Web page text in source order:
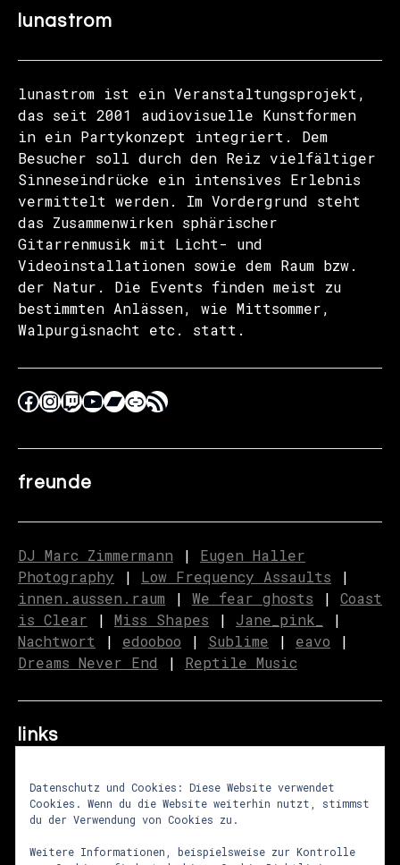
lunastrom
lunastrom ist ein Veranstaltungsprojekt,
das seit 2001 audiovisuelle Kunstformen
in ein Partykonzept integriert. Dem
Besucher soll durch den Reiz vielfältiger
Sinneseindrücke ein intensives Erlebnis
vermittelt werden. Im Vordergrund steht
das Zusammenwirken sphärischer
Gitarrenmusik mit Licht- und
Videoinstallationen sowie dem Raum bzw.
der Natur. Die Events finden meist zu
bestimmten Anlässen, wie Mittsommer,
Walpurgisnacht etc. statt.
freunde
DJ Marc Zimmermann | Eugen Haller
Photography | Low Frequency Assaults |
innen.aussen.raum | We fear ghosts | Coast
is Clear | Miss Shapes | Jane_pink_
|
Nachtwort | edooboo | Sublime | eavo |
Dreams Never End | Reptile Music
links
über uns | presse|newsletter
impressum|datenschutz |
Datenschutz und Cookies: Diese Website verwendet
Cookies. Wenn du die Website weiterhin nutzt, stimmst
du der Verwendung von Cookies zu.
Weitere Informationen, beispielsweise zur Kontrolle